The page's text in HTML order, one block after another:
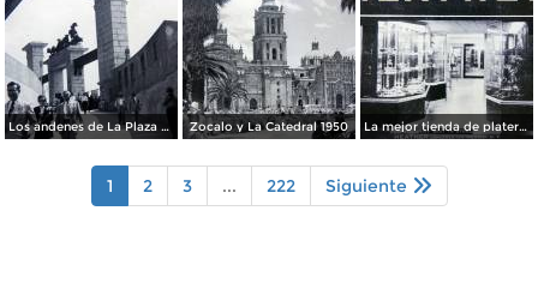
Los andenes de La Plaza de toros Ciudad de México 1950 Zocalo y La Catedral 1950 La mejor tienda de plateria.
1 2 3 ... 222 Siguiente